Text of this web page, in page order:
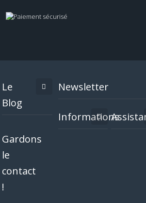
Le
Blog
Gardons
le
contact
!
Newsletter
Informations